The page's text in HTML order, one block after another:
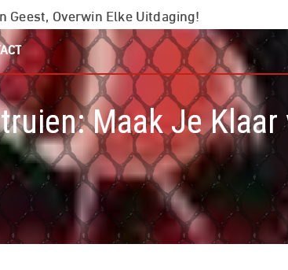
Geest, Overwin Elke Uitdaging!
Maak Je Klaar